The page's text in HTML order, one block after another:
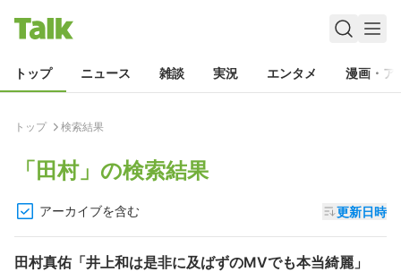
トップ ニュース 雑談 実況 エンタメ 漫画・ア
トップ 検索結果
「 田村」の検索結果
アーカイブを含む 更新日時
田村真佑「井上和は是非に及ばずのMVでも本当綺麗」